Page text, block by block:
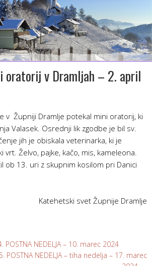
oratorij v Dramljah – 2. april
v Župniji Dramlje potekal mini oratorij, ki
Valasek. Osrednji lik zgodbe je bil sv.
jih je obiskala veterinarka, ki je
vrt. Želvo, pajke, kačo, mis, kameleona.
ob 13. uri z skupnim kosilom pri Danici
Katehetski svet Župnije Dramlje
NEDELJA – 10. marec 2024
POSTNA NEDELJA – tiha nedelja – 17. marec